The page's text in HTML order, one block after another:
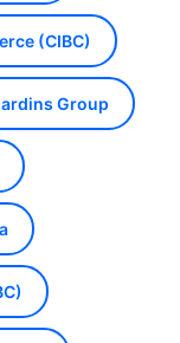
(CIBC)
Group